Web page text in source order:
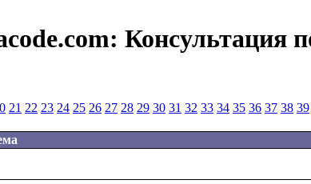
Консультация
21 22 23 24 25 26 27 28 29 30 31 32 33 34 35 36 37 38 39